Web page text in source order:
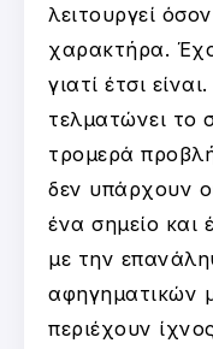
λειτουργεί
χαρακτήρα.
γιατί έτσι
τελματώνει το
τρομερά
δεν υπάρχουν
ένα σημείο και
με την
αφηγηματικών
περιέχουν